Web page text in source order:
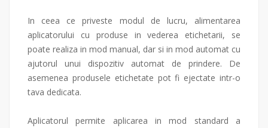
In ceea ce priveste modul de lucru, alimentarea
aplicatorului cu produse in vederea etichetarii, se
poate realiza in mod manual, dar si in mod automat cu
ajutorul unui dispozitiv automat de prindere. De
asemenea produsele etichetate pot fi ejectate intr-o
tava dedicata.
Aplicatorul permite aplicarea in mod standard a